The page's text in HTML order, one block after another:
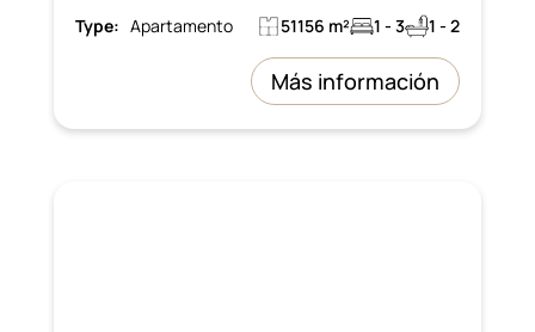
Type: Apartamento 51156 m² 1 - 3 1 - 2
Más información